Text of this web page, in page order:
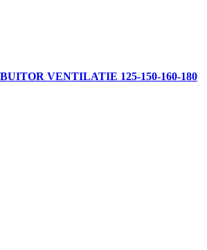
VENTILATIE 125-150-160-180